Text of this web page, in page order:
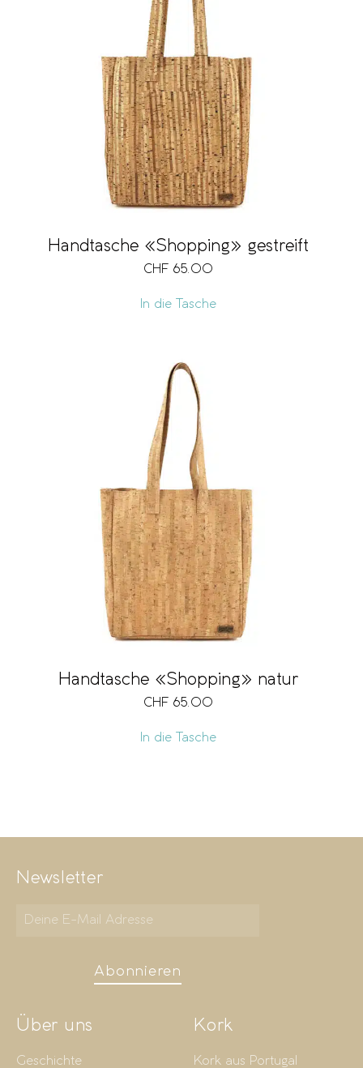
Handtasche «Shopping» gestreift
CHF 65.00
In die Tasche
Handtasche «Shopping» natur
CHF 65.00
In die Tasche
Newsletter
Abonnieren
Über uns
Geschichte
Kork
Kork aus Portugal